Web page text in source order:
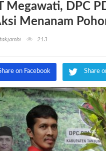
Megawati, DPC
Menanam
213
on Facebook Share